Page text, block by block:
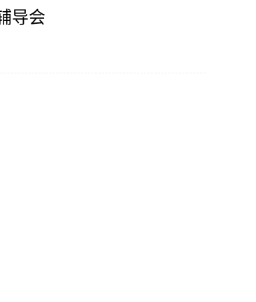
导会